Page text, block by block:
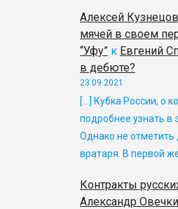
Алексей
мячей в своем
“Уфу” к Евгений
в дебюте?
23.09.2021
[…] Кубка России, о
подробнее узнать в
Однако не отметить
вратаря. В первой
Контракты
Александр